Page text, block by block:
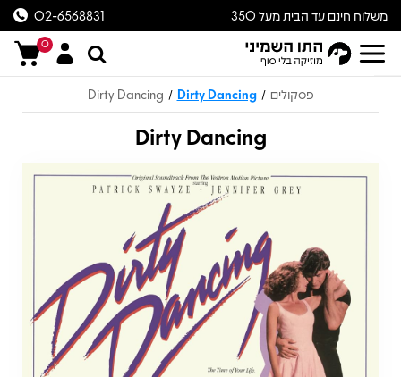
משלוח חינם עד הבית מעל 350
ש״ח
02-6568831
0
פסקולים /
Dirty Dancing
/
Dirty Dancing
Dirty Dancing